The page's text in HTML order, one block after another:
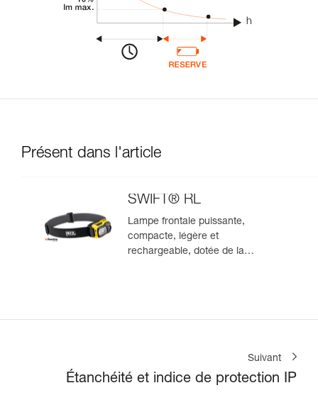
Présent dans l'article
SWIFT® RL
Lampe frontale puissante,
compacte, légère et
rechargeable, dotée de la
Suivant
Étanchéité et indice de protection IP